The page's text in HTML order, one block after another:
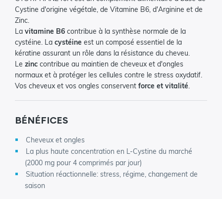
Cystine d'origine végétale, de Vitamine B6, d'Arginine et de
Zinc.
La vitamine B6 contribue à la synthèse normale de la
cystéine. La cystéine est un composé essentiel de la
kératine assurant un rôle dans la résistance du cheveu.
Le zinc contribue au maintien de cheveux et d'ongles
normaux et à protéger les cellules contre le stress oxydatif.
Vos cheveux et vos ongles conservent force et vitalité.
BÉNÉFICES
Cheveux et ongles
La plus haute concentration en L-Cystine du marché
(2000 mg pour 4 comprimés par jour)
Situation réactionnelle: stress, régime, changement de
saison